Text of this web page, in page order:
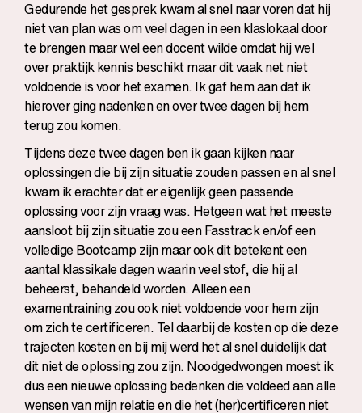
Gedurende het gesprek kwam al snel naar voren dat hij
niet van plan was om veel dagen in een klaslokaal door
te brengen maar wel een docent wilde omdat hij wel
over praktijk kennis beschikt maar dit vaak net niet
voldoende is voor het examen. Ik gaf hem aan dat ik
hierover ging nadenken en over twee dagen bij hem
terug zou komen.
Tijdens deze twee dagen ben ik gaan kijken naar
oplossingen die bij zijn situatie zouden passen en al snel
kwam ik erachter dat er eigenlijk geen passende
oplossing voor zijn vraag was. Hetgeen wat het meeste
aansloot bij zijn situatie zou een Fasstrack en/of een
volledige Bootcamp zijn maar ook dit betekent een
aantal klassikale dagen waarin veel stof, die hij al
beheerst, behandeld worden. Alleen een
examentraining zou ook niet voldoende voor hem zijn
om zich te certificeren. Tel daarbij de kosten op die deze
trajecten kosten en bij mij werd het al snel duidelijk dat
dit niet de oplossing zou zijn. Noodgedwongen moest ik
dus een nieuwe oplossing bedenken die voldeed aan alle
wensen van mijn relatie en die het (her)certificeren niet